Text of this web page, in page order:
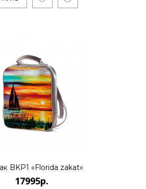
КУПИТЬ
BKP1 «Florida zakat»
17995р.